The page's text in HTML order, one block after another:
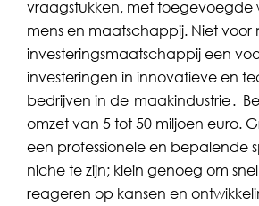
vraagstukken, met toegevoegde
mens en maatschappij. Niet voor
investeringsmaatschappij een
investeringen in innovatieve en
bedrijven in de maakindustrie.
omzet van 5 tot 50 miljoen euro.
een professionele en bepalende
niche te zijn; klein genoeg om
reageren op kansen en